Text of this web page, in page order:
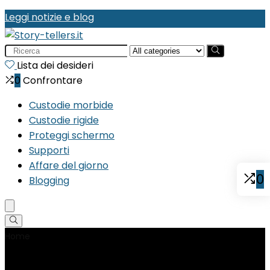
Leggi notizie e blog
Search
for:Lista dei desideri
0 Confrontare
Custodie morbide
Custodie rigide
Proteggi schermo
Supporti
Affare del giorno
Blogging
0